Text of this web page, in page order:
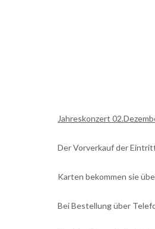
Jahreskonzert
Der Vorverkauf der
Karten bekommen sie
Bei Bestellung über